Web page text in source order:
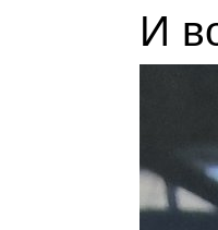
И